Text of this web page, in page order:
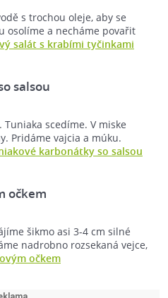
s trochou oleje, aby se
osolíme a necháme povařit
salát s krabími tyčinkami
salsou
scedíme. V miske
Pridáme vajcia a múku.
karbonátky so salsou
očkem
šikmo asi 3-4 cm silné
nadrobno rozsekaná vejce,
očkem